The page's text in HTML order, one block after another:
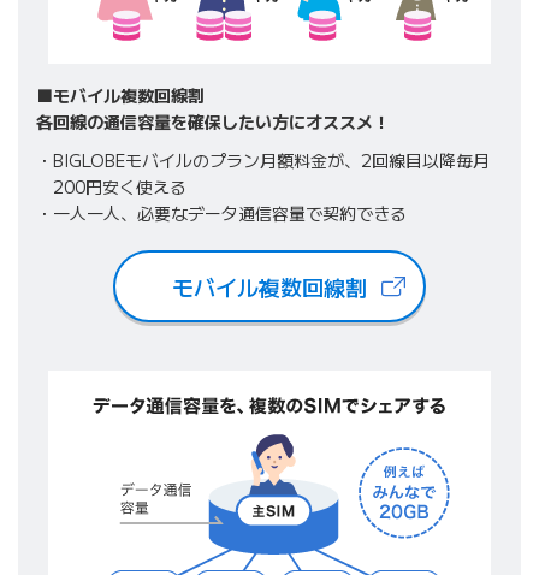
■モバイル複数回線割
各回線の通信容量を確保したい方にオススメ！
BIGLOBEモバイルのプラン月額料金が、2回線目以降毎月
200円安く使える
一人一人、必要なデータ通信容量で契約できる
モバイル複数回線割（新しいタブで開きます）